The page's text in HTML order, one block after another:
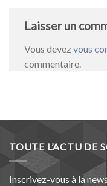
Laisser un
Vous devez vous
commentaire.
TOUTE L’ACTU DE
Inscrivez-vous à la